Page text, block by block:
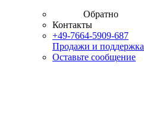
Обратно
Контакты
+49-7664-5909-687
Продажи и поддержка
Оставьте сообщение